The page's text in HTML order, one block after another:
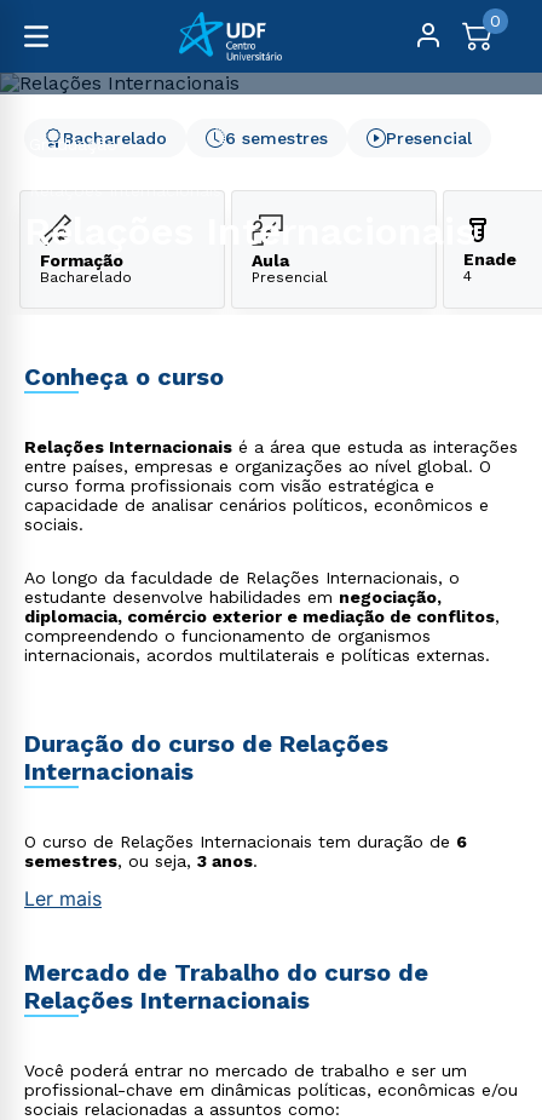
0
Graduação
Relações Internacionais
Relações Internacionais
6 semestres
Bacharelado Presencial
Formação
Bacharelado
Aula
Presencial
Enade
4
Conheça o curso
Relações Internacionais é a área que estuda as interações
entre países, empresas e organizações ao nível global. O
curso forma profissionais com visão estratégica e
capacidade de analisar cenários políticos, econômicos e
sociais.
Ao longo da faculdade de Relações Internacionais, o
estudante desenvolve habilidades em negociação,
diplomacia, comércio exterior e mediação de conflitos,
compreendendo o funcionamento de organismos
internacionais, acordos multilaterais e políticas externas.
Duração do curso de Relações
Internacionais
O curso de Relações Internacionais tem duração de 6
semestres, ou seja, 3 anos.
Ler mais
Mercado de Trabalho do curso de
Relações Internacionais
Você poderá entrar no mercado de trabalho e ser um
profissional-chave em dinâmicas políticas, econômicas e/ou
sociais relacionadas a assuntos como: